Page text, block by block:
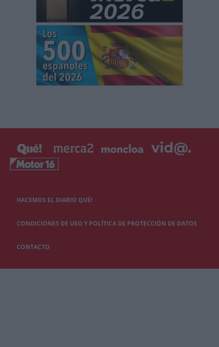
HACEMOS EL DIARIO QUÉ!
CONDICIONES DE USO Y POLÍTICA DE PROTECCIÓN DE DATOS
CONTACTO